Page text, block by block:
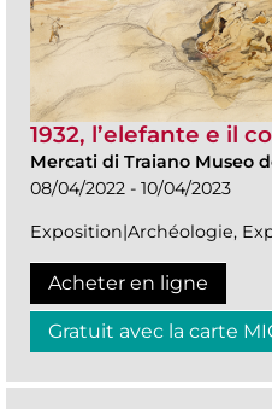
1932, l’elefante e il
Mercati di Traiano Museo
08/04/2022 - 10/04/2023
Exposition|Archéologie,
Acheter en ligne
Gratuit avec la carte